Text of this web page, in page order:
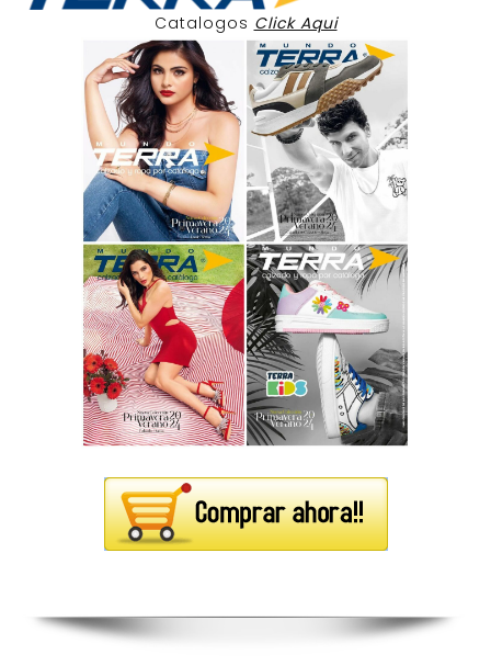
Catalogos Click Aqui